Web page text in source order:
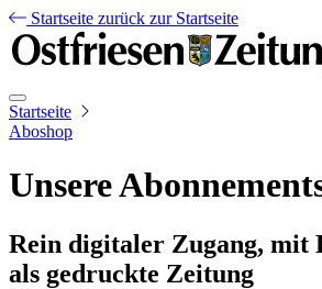
Startseite zurück zur Startseite
Startseite
Aboshop
Unsere
Rein digitaler Zugang, mit
als gedruckte Zeitung